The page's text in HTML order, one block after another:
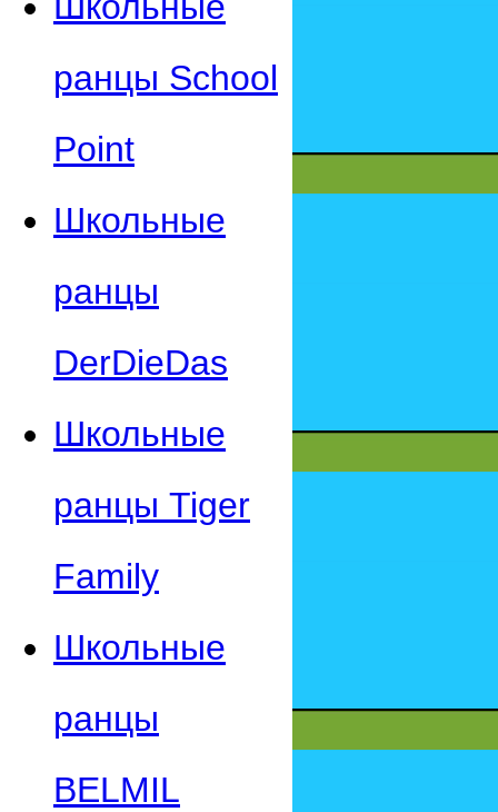
ранцы School
Point
Школьные
ранцы
DerDieDas
Школьные
ранцы Tiger
Family
Школьные
ранцы
BELMIL